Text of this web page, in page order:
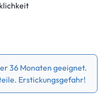
36 Monaten geeignet.
Erstickungsgefahr!